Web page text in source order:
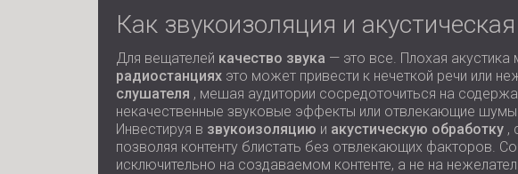
Как звукоизоляция и
Для вещателей качество звука — это все. Плохая
радиостанциях это может привести к нечеткой речи или
слушателя , мешая аудитории сосредоточиться на
некачественные звуковые эффекты или отвлекающие шумы.
Инвестируя в звукоизоляцию и акустическую обработку ,
позволяя контенту блистать без отвлекающих факторов.
исключительно на создаваемом контенте, а не на